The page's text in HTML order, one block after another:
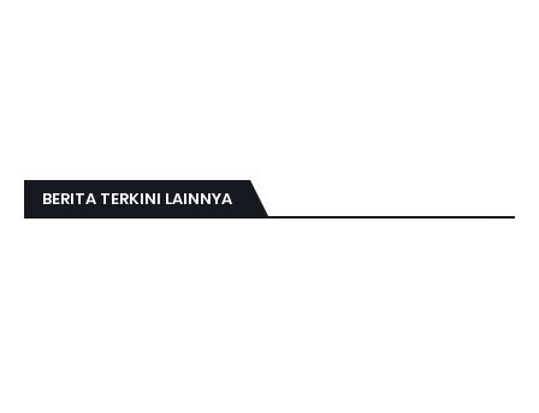
BERITA TERKINI LAINNYA